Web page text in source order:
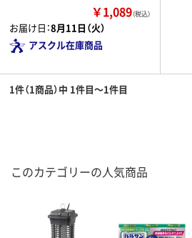
￥1,089（税込）
お届け日：8月11日（火）
アスクル在庫商品
1件（1商品）中 1件目～1件目
このカテゴリーの人気商品